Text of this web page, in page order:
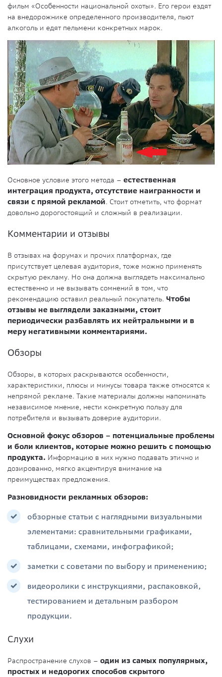
фильм «Особенности национальной охоты». Его герои ездят
на внедорожнике определенного производителя, пьют
алкоголь и едят пельмени конкретных марок.
Основное условие этого метода – естественная
интеграция продукта, отсутствие наигранности и
связи с прямой рекламой. Стоит отметить, что формат
довольно дорогостоящий и сложный в реализации.
Комментарии и отзывы
В отзывах на форумах и прочих платформах, где
присутствует целевая аудитория, тоже можно применять
скрытую рекламу. Но она должна выглядеть максимально
естественно и не вызывать сомнений в том, что
рекомендацию оставил реальный покупатель. Чтобы
отзывы не выглядели заказными, стоит
периодически разбавлять их нейтральными и в
меру негативными комментариями.
Обзоры
Обзоры, в которых раскрываются особенности,
характеристики, плюсы и минусы товара также относятся к
непрямой рекламе. Такие материалы должны напоминать
независимое мнение, нести конкретную пользу для
потребителя и вызывать доверие аудитории.
Основной фокус обзоров – потенциальные проблемы
и боли клиентов, которые можно решить с помощью
продукта. Информацию в них нужно подавать этично и
дозированно, мягко акцентируя внимание на
преимуществах предложения.
Разновидности рекламных обзоров:
обзорные статьи с наглядными визуальными
элементами: сравнительными графиками,
таблицами, схемами, инфографикой;
заметки с советами по выбору и применению;
видеоролики с инструкциями, распаковкой,
тестированием и детальным разбором
продукции.
Слухи
Распространение слухов – один из самых популярных,
простых и недорогих способов скрытого